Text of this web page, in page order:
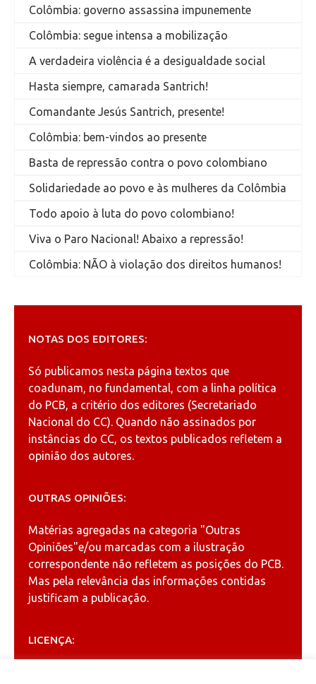
Colômbia: governo assassina impunemente
Colômbia: segue intensa a mobilização
A verdadeira violência é a desigualdade social
Hasta siempre, camarada Santrich!
Comandante Jesús Santrich, presente!
Colômbia: bem-vindos ao presente
Basta de repressão contra o povo colombiano
Solidariedade ao povo e às mulheres da Colômbia
Todo apoio à luta do povo colombiano!
Viva o Paro Nacional! Abaixo a repressão!
Colômbia: NÃO à violação dos direitos humanos!
NOTAS DOS EDITORES:
Só publicamos nesta página textos que
coadunam, no fundamental, com a linha política
do PCB, a critério dos editores (Secretariado
Nacional do CC). Quando não assinados por
instâncias do CC, os textos publicados refletem a
opinião dos autores.
OUTRAS OPINIÕES:
Matérias agregadas na categoria "Outras
Opiniões"e/ou marcadas com a ilustração
correspondente não refletem as posições do PCB.
Mas pela relevância das informações contidas
justificam a publicação.
LICENÇA: